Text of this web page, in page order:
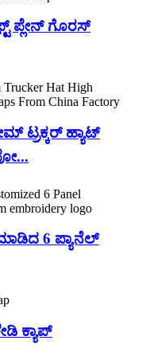
ಪ್ಲೇನ್ ಗೊರಸ್
ಟ್ರಕ್ಕರ್ ಹ್ಯಾಟ್
6 ಪ್ಯಾನೆಲ್
ಕ್ಯಾಪ್